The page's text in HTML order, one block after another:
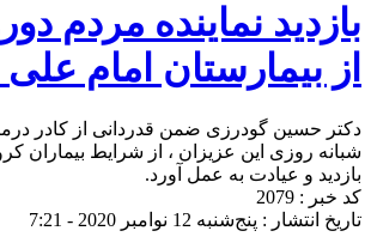
بازدید نماینده مردم
از بیمارستان امام
دکتر حسین گودرزی ضمن قدردانی از کادر
شبانه روزی این عزیزان ، از شرایط بیماران
بازدید و عیادت به عمل آورد.
کد خبر : 2079
تاریخ انتشار : پنج‌شنبه 12 نوامبر 2020 - 7:21